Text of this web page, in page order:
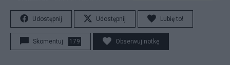
Udostępnij Udostępnij Lubię to!
Skomentuj 179 Obserwuj notkę